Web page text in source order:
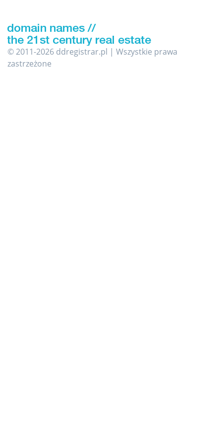
© 2011-2026 ddregistrar.pl | Wszystkie prawa
zastrzeżone